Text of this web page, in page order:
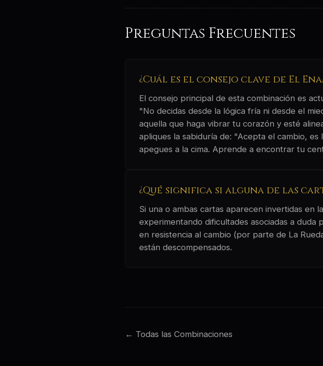
Preguntas Frecuentes
¿Cuál es el consejo clave de El
El consejo principal de esta combinación es
"No decidas desde la lógica fría ni desde el
aquella que haga vibrar tu corazón y esté
apliques la sabiduría de: "Acepta el cambio,
apegues a la cima. Aprende a encontrar tu
¿Qué significa si alguna de las
Si una o ambas cartas aparecen invertidas en
experimentando dificultades asociadas a
en resistencia al cambio (por parte de La
están descompensados.
← Todas las Combinaciones